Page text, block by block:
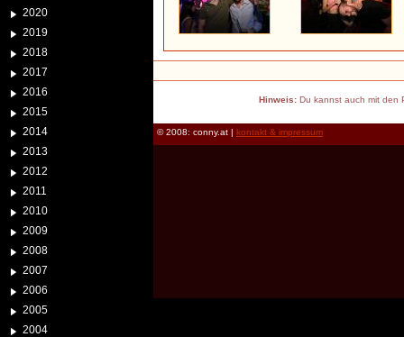
2020
2019
2018
2017
2016
2015
2014
2013
2012
2011
2010
2009
2008
2007
2006
2005
2004
Hinweis:Du kannst auch mit den
© 2008: conny.at | kontakt & impressum